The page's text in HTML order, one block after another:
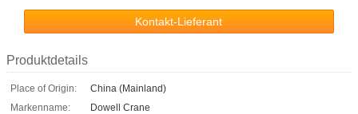
Kontakt-Lieferant
Produktdetails
Place of Origin:
China (Mainland)
Markenname:
Dowell Crane